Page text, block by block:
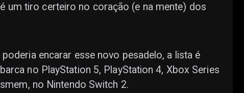
um tiro certeiro no coração (e na mente) dos
encarar esse novo pesadelo, a lista é
no PlayStation 5, PlayStation 4, Xbox Series
no Nintendo Switch 2.